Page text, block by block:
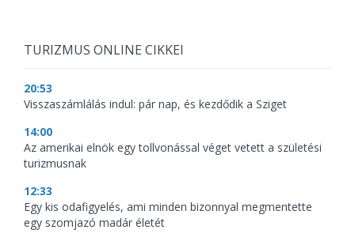
TURIZMUS ONLINE CIKKEI
20:53
Visszaszámlálás indul: pár nap, és kezdődik a Sziget
14:00
Az amerikai elnök egy tollvonással véget vetett a születési
turizmusnak
12:33
Egy kis odafigyelés, ami minden bizonnyal megmentette
egy szomjazó madár életét